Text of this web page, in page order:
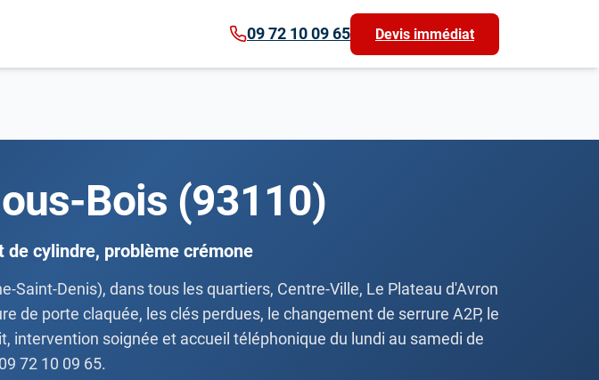
09 72 10 09 65 Devis immédiat
Bois (93110)
cylindre, problème crémone
Saint-Denis), dans tous les quartiers, Centre-Ville, Le Plateau d'Avron
de porte claquée, les clés perdues, le changement de serrure A2P, le
soignée et accueil téléphonique du lundi au samedi de
72 10 09 65.